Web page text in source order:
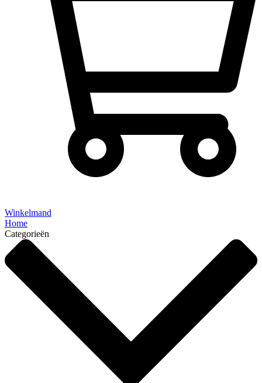
Winkelmand
Home
Categorieën